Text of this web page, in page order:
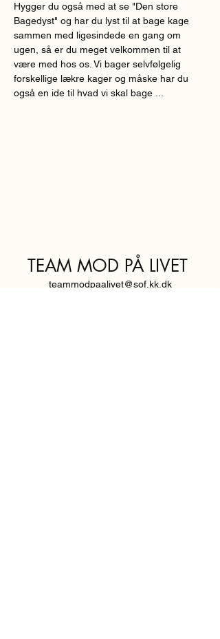
Hygger du også med at se "Den store
Bagedyst" og har du lyst til at bage kage
sammen med ligesindede en gang om
ugen, så er du meget velkommen til at
være med hos os. Vi bager selvfølgelig
forskellige lækre kager og måske har du
også en ide til hvad vi skal bage ...
TEAM MOD PÅ LIVET
teammodpaalivet@sof.kk.dk